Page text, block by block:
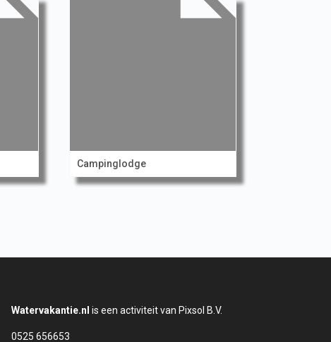
Campinglodge
Watervakantie.nl is een activiteit van Pixsol B.V.
0525 656653